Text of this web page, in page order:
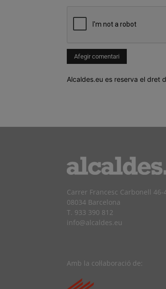
Alcaldes.eu es reserva el dret
Carrer Francesc Carbonell 46-
08034 Barcelona
T. 933 390 812
info@alcaldes.eu
Amb la col·laboració de: